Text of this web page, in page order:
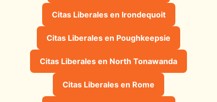
Citas Liberales en Irondequoit
Citas Liberales en Poughkeepsie
Citas Liberales en North Tonawanda
Citas Liberales en Rome